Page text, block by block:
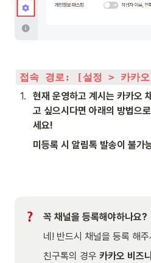
접속 경로: [설정 > 카카오
1.
현재 운영하고 계시는 카카오
고 싶으시다면 아래의 방법으
세요!
미등록 시 알림톡 발송이 불가
꼭 채널을 등록해야하나요?
네! 반드시 채널을 등록 해
친구톡의 경우 카카오 비즈